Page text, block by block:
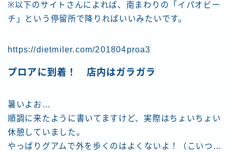
※以下のサイトさんによれば、南まわりの「イパオビー
チ」という停留所で降りればいいみたいです。
https://dietmiler.com/201804proa3
プロアに到着！ 店内はガラガラ
暑いよお…
順調に来たように書いてますけど、実際はちょいちょい
休憩していました。
やっぱりグアムで外を歩くのはよくないよ！（こいつ…